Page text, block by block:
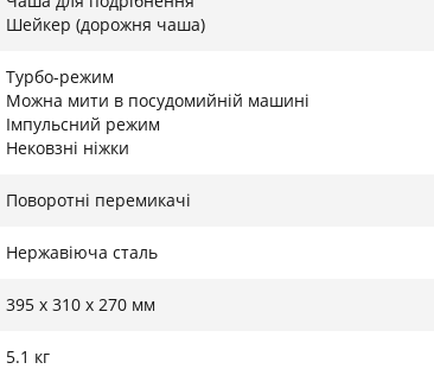
від завдання, він завжди забезпечує
стабільну продуктивність та
Шейкер (дорожня чаша)
Турбо-режим
Можна мити в посудомийній машині
Імпульсний режим
Нековзні ніжки
Поворотні перемикачі
Нержавіюча сталь
395 х 310 х 270 мм
5.1 кг